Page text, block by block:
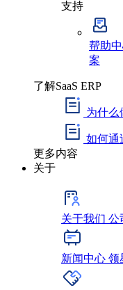
支持
帮助
案
了解SaaS ERP
为什么
如何通
更多内容
关于
关于我们 公
新闻中心 领